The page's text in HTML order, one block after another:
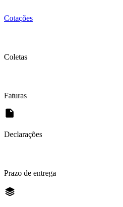
Cotações
Coletas
Faturas
Declarações
Prazo de entrega